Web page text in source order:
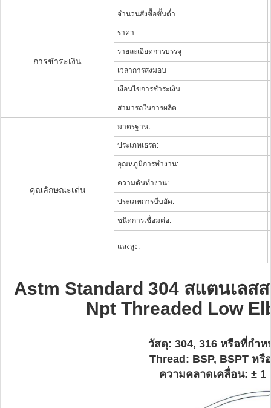
การชำระเงิน
จำนวนสั่งซื้อขั้นต่ำ
ราคา
รายละเอียดการบรรจุ
เวลาการส่งมอบ
เงื่อนไขการชำระเงิน
สามารถในการผลิต
คุณลักษณะเด่น
มาตรฐาน:
ประเภทเธรด:
อุณหภูมิการทำงาน:
ความดันทำงาน:
ประเภทการบีบอัด:
ชนิดการเชื่อมต่อ:
แสงสูง:
Astm Standard 304 สแตนเลส
Npt Threaded Low
วัสดุ: 304, 316 หรือที่กำห
Thread: BSP, BSPT หรื
ความคลาดเคลื่อน: ± 1